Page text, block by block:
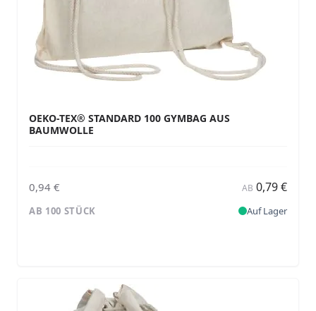
OEKO-TEX® STANDARD 100 GYMBAG AUS
BAUMWOLLE
0,94 € AB 0,79 €
AB 100 STÜCK Auf Lager